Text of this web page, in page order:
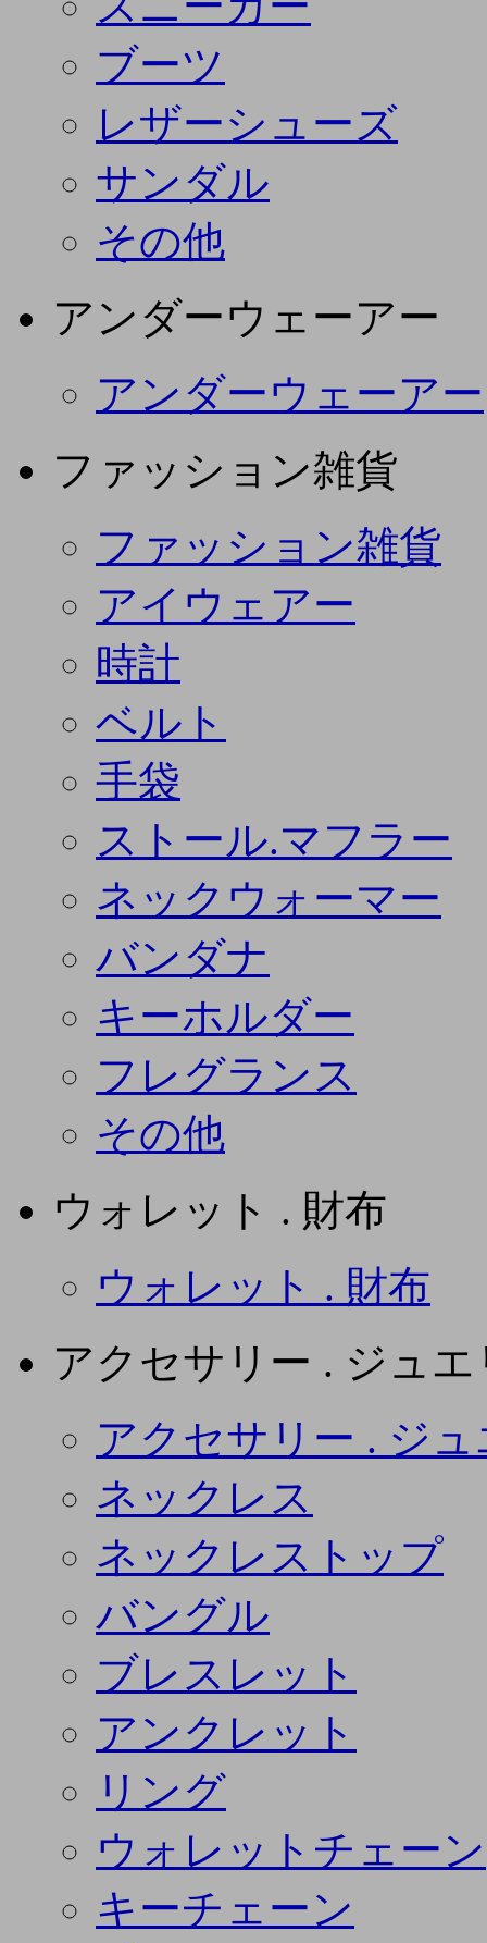
ブーツ
レザーシューズ
サンダル
その他
アンダーウェーアー
アンダーウェーアー
ファッション雑貨
ファッション雑貨
アイウェアー
時計
ベルト
手袋
ストール.マフラー
ネックウォーマー
バンダナ
キーホルダー
フレグランス
その他
ウォレット . 財布
ウォレット . 財布
アクセサリー . ジュエ
アクセサリー . ジ
ネックレス
ネックレストップ
バングル
ブレスレット
アンクレット
リング
ウォレットチェーン
キーチェーン